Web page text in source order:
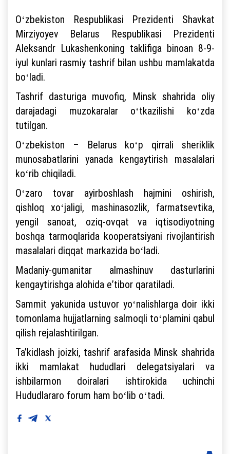
Oʻzbekiston Respublikasi Prezidenti Shavkat
Mirziyoyev Belarus Respublikasi Prezidenti
Aleksandr Lukashenkoning taklifiga binoan 8-9-
iyul kunlari rasmiy tashrif bilan ushbu mamlakatda
boʻladi.
Tashrif dasturiga muvofiq, Minsk shahrida oliy
darajadagi muzokaralar oʻtkazilishi koʻzda
tutilgan.
Oʻzbekiston – Belarus koʻp qirrali sheriklik
munosabatlarini yanada kengaytirish masalalari
koʻrib chiqiladi.
Oʻzaro tovar ayirboshlash hajmini oshirish,
qishloq xoʻjaligi, mashinasozlik, farmatsevtika,
yengil sanoat, oziq-ovqat va iqtisodiyotning
boshqa tarmoqlarida kooperatsiyani rivojlantirish
masalalari diqqat markazida boʻladi.
Madaniy-gumanitar almashinuv dasturlarini
kengaytirishga alohida eʼtibor qaratiladi.
Sammit yakunida ustuvor yoʻnalishlarga doir ikki
tomonlama hujjatlarning salmoqli toʻplamini qabul
qilish rejalashtirilgan.
Taʼkidlash joizki, tashrif arafasida Minsk shahrida
ikki mamlakat hududlari delegatsiyalari va
ishbilarmon doiralari ishtirokida uchinchi
Hududlararo forum ham boʻlib oʻtadi.